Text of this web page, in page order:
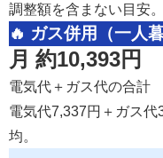
調整額を含まない目安。
🔥 ガス併用（一人暮
月 約10,393円
電気代＋ガス代の合計
電気代7,337円＋ガス
均。